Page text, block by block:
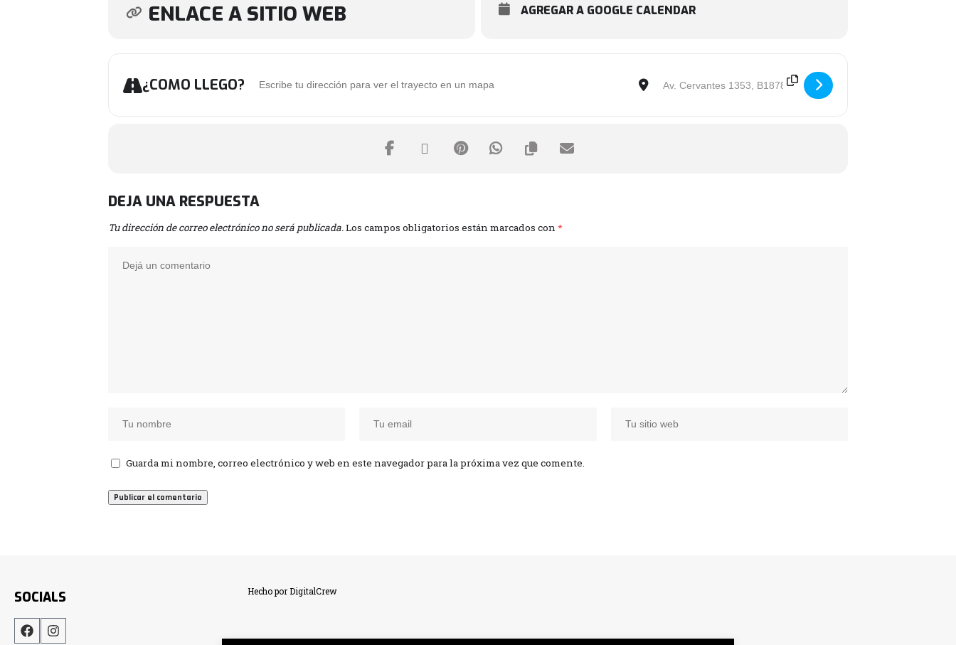
ENLACE A SITIO WEB AGREGAR A GOOGLE CALENDAR
¿COMO LLEGO? Destination Address - WAPPEN (+21) [KVrpzOxae]
DEJA UNA RESPUESTA
Tu dirección de correo electrónico no será publicada.Los campos obligatorios están marcados con*
Guarda mi nombre, correo electrónico y web en este navegador para la próxima vez que comente.
SOCIALS Hecho por DigitalCrew